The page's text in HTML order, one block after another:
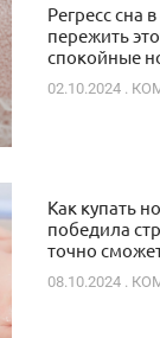
Регресс сна
пережить
спокойные
02.10.2024
Как купать
победила
точно
08.10.2024